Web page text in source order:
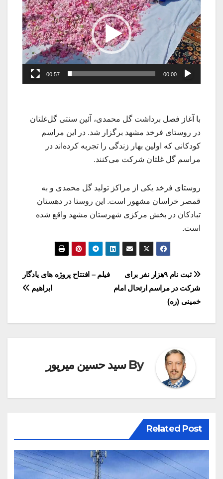
ویدیو
00:00
00:57
با آغاز فصل برداشت گل محمدی، آئین سنتی گل‌غلتان
در روستای فرخد مشهد برگزار شد. در این مراسم
کودکانی که اولین بهار زندگی را تجربه کرده‌اند در
مراسم گل غلتان شرکت می‌کنند.
روستای فرخد یکی از مراکز تولید گل محمدی و به
قمصر خراسان مشهور است. این روستا در دهستان
تبادکان در بخش مرکزی شهرستان مشهد واقع شده
است.
راهبری
نوشته
فیلم – افتتاح پروژه های یادگار
ابراهیم
ثبت نام ۹هزار نفر برای
شرکت در مراسم ارتحال امام
خمینی (ره)
By سید حسین میرپور
Related Post